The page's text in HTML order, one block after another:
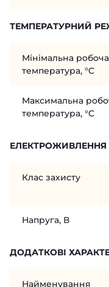
ТЕМПЕРАТУРНИЙ
Мінімальна робоча
температура, °C
Максимальна
температура, °C
ЕЛЕКТРОЖИВЛЕННЯ
Клас захисту
Напруга, В
ДОДАТКОВІ
Найменування